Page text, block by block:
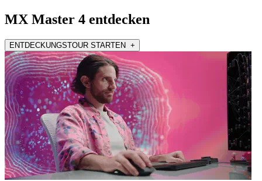
MX Master 4 entdecken
ENTDECKUNGSTOUR STARTEN +